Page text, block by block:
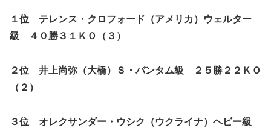
１位 テレンス・クロフォード（アメリカ）ウェルター
級 ４０勝３１ＫＯ（３）
２位 井上尚弥（大橋）Ｓ・バンタム級 ２５勝２２ＫＯ
（２）
３位 オレクサンダー・ウシク（ウクライナ）ヘビー級